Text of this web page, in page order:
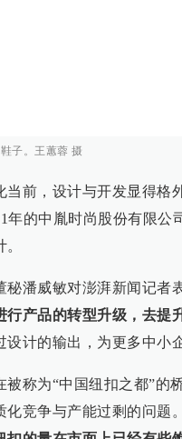
子。王蕙蓉 摄
当前，设计与开发显得格
年的中胤时尚股份有限公
秘潘威敏对澎湃新闻记者
行产品的转型升级，去提
设计的输出，为更多中小
被称为“中国纽扣之都”的
化竞争与产能过剩的问题